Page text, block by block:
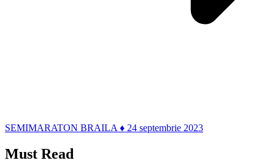
SEMIMARATON BRAILA ♦ 24 septembrie 2023
Must Read